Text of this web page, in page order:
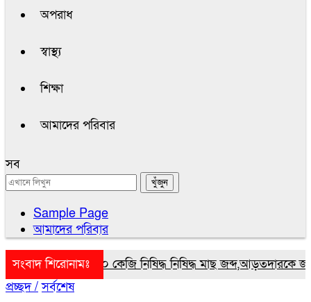
অপরাধ
স্বাস্থ্য
শিক্ষা
আমাদের পরিবার
সব
Sample Page
আমাদের পরিবার
সংবাদ শিরোনামঃ
গোপালগঞ্জে ১৭০ কেজি নিষিদ্ধ নিষিদ্ধ মাছ জব্দ,আড়তদারকে
প্রচ্ছদ / সর্বশেষ